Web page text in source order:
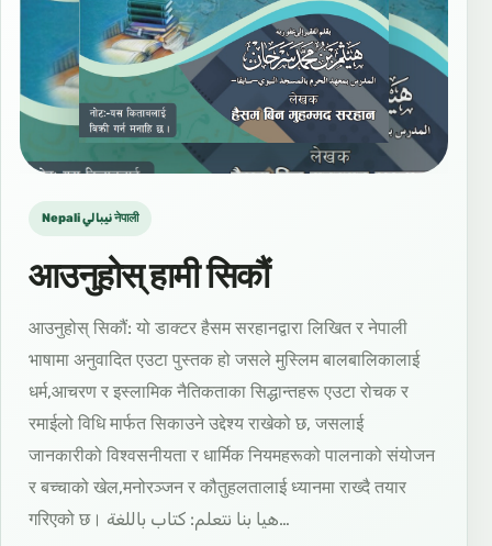
Nepali نيبالي नेपाली
आउनुहोस् हामी सिकौं
आउनुहोस् सिकौं: यो डाक्टर हैसम सरहानद्वारा लिखित र नेपाली
भाषामा अनुवादित एउटा पुस्तक हो जसले मुस्लिम बालबालिकालाई
धर्म,आचरण र इस्लामिक नैतिकताका सिद्धान्तहरू एउटा रोचक र
रमाईलो विधि मार्फत सिकाउने उद्देश्य राखेको छ, जसलाई
जानकारीको विश्वसनीयता र धार्मिक नियमहरूको पालनाको संयोजन
र बच्चाको खेल,मनोरञ्जन र कौतुहलतालाई ध्यानमा राख्दै तयार
गरिएको छ। هيا بنا نتعلم: كتاب باللغة…